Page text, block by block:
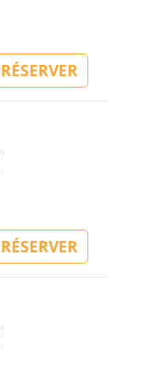
RÉSERVER
RÉSERVER